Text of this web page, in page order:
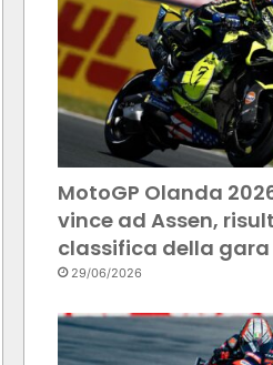
MotoGP Olanda
vince ad Assen,
classifica della gara
29/06/2026